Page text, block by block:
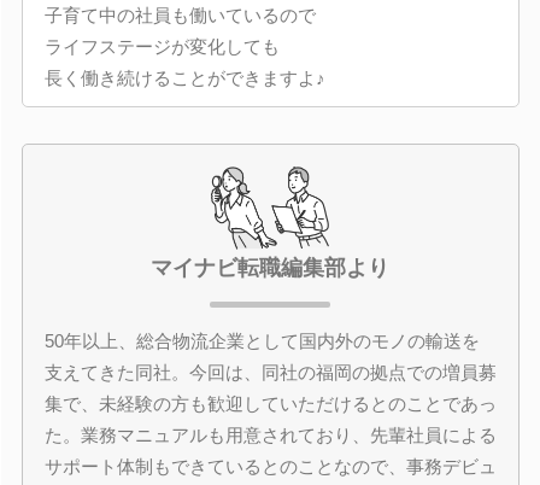
子育て中の社員も働いているので
ライフステージが変化しても
長く働き続けることができますよ♪
マイナビ転職編集部より
50年以上、総合物流企業として国内外のモノの輸送を
支えてきた同社。今回は、同社の福岡の拠点での増員募
集で、未経験の方も歓迎していただけるとのことであっ
た。業務マニュアルも用意されており、先輩社員による
サポート体制もできているとのことなので、事務デビュ